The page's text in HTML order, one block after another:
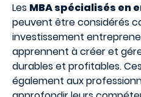
Les MBA spécialisés en
peuvent être considérés
investissement
apprennent à créer et
durables et profitables.
également aux